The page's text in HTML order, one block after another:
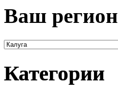
Ваш регион
Категории